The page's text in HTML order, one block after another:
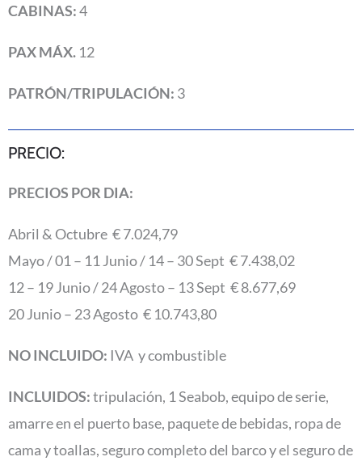
CABINAS:4
PAX MÁX. 12
PATRÓN/TRIPULACIÓN: 3
PRECIO:
PRECIOS POR DIA:
Abril & Octubre € 7.024,79
Mayo / 01 – 11 Junio / 14 – 30 Sept € 7.438,02
12 – 19 Junio / 24 Agosto – 13 Sept € 8.677,69
20 Junio – 23 Agosto € 10.743,80
NO INCLUIDO: IVA y combustible
INCLUIDOS:tripulación, 1 Seabob, equipo de serie,
amarre en el puerto base, paquete de bebidas, ropa de
cama y toallas, seguro completo del barco y el seguro de